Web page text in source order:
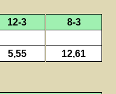
12-3
8-3
5,55 12,61